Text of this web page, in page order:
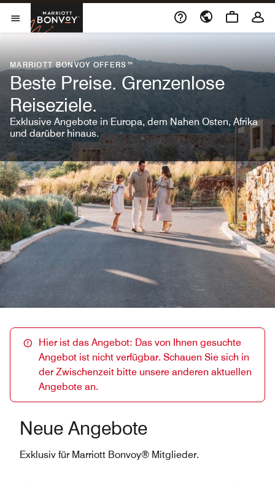
Skip to Content
Menu öffnen
Marriott Bonvoy
MARRIOTT BONVOY OFFERS™
Beste Preise. Grenzenlose
Reiseziele.
Exklusive Angebote in Europa, dem Nahen Osten, Afrika
und darüber hinaus.
Hier ist das Angebot: Das von Ihnen gesuchte
Angebot ist nicht verfügbar. Schauen Sie sich in
der Zwischenzeit bitte unsere anderen aktuellen
Angebote an.
Neue Angebote
Exklusiv für Marriott Bonvoy® Mitglieder.